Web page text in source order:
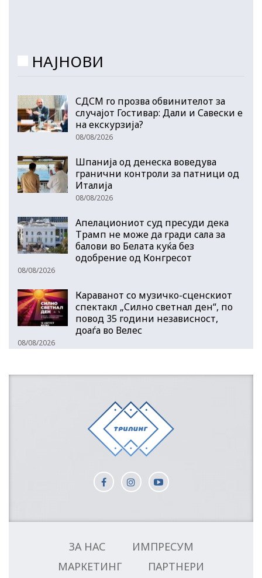
НАЈНОВИ
СДСМ го прозва обвинителот за
случајот Гостивар: Дали и Савески е
на екскурзија?
08/08/2026
Шпанија од денеска воведува
гранични контроли за патници од
Италија
08/08/2026
Апелациониот суд пресуди дека
Трамп не може да гради сала за
балови во Белата куќа без
одобрение од Конгресот
08/08/2026
Караванот со музичкo-сценскиот
спектакл „Силно светнал ден“, по
повод 35 години независност,
доаѓа во Велес
08/08/2026
ЗА НАС
ИМПРЕСУМ
МАРКЕТИНГ
ПАРТНЕРИ